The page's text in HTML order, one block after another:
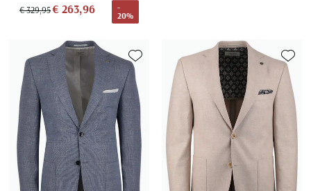
€ 329,95€ 263,96
-
20%
Toevoegen aan favorieten